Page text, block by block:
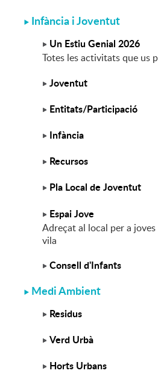
Infància i Joventut
Un Estiu Genial 2026
Totes les activitats que us
Joventut
Entitats/Participació
Infància
Recursos
Pla Local de Joventut
Espai Jove
Adreçat al local per a
vila
Consell d'Infants
Medi Ambient
Residus
Verd Urbà
Horts Urbans